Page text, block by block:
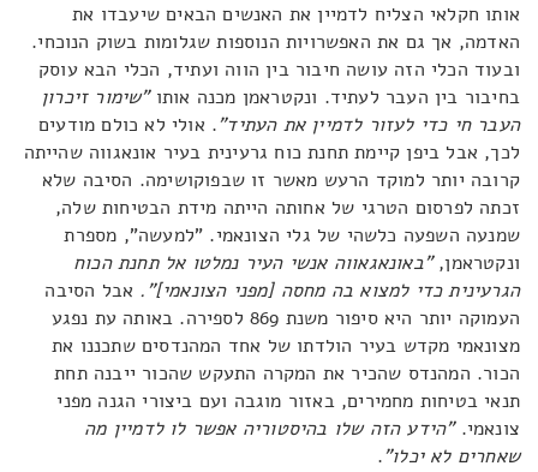
אותו חקלאי הצליח לדמיין את האנשים הבאים שיעבדו את
האדמה, אך גם את האפשרויות הנוספות שגלומות בשוק הנוכחי.
ובעוד הכלי הזה עושה חיבור בין הווה ועתיד, הכלי הבא עוסק
בחיבור בין העבר לעתיד. ונקטראמן מכנה אותו"שימור זיכרון
העבר חי כדי לעזור לדמיין את העתיד". אולי לא כולם מודעים
לכך, אבל ביפן קיימת תחנת כוח גרעינית בעיר אונאגווה שהייתה
קרובה יותר למוקד הרעש מאשר זו שבפוקושימה. הסיבה שלא
זכתה לפרסום הטרגי של אחותה הייתה מידת הבטיחות שלה,
שמנעה השפעה כלשהי של גלי הצונאמי. "למעשה", מספרת
ונקטראמן,"באונאגאווה אנשי העיר נמלטו אל תחנת הכוח
הגרעינית כדי למצוא בה מחסה [מפני הצונאמי]". אבל הסיבה
העמוקה יותר היא סיפור משנת 869 לספירה. באותה עת נפגע
מצונאמי מקדש בעיר הולדתו של אחד המהנדסים שתכננו את
הכור. המהנדס שהכיר את המקרה התעקש שהכור ייבנה תחת
תנאי בטיחות מחמירים, באזור מוגבה ועם ביצורי הגנה מפני
צונאמי."הידע הזה שלו בהיסטוריה אפשר לו לדמיין מה
שאחרים לא יכלו".